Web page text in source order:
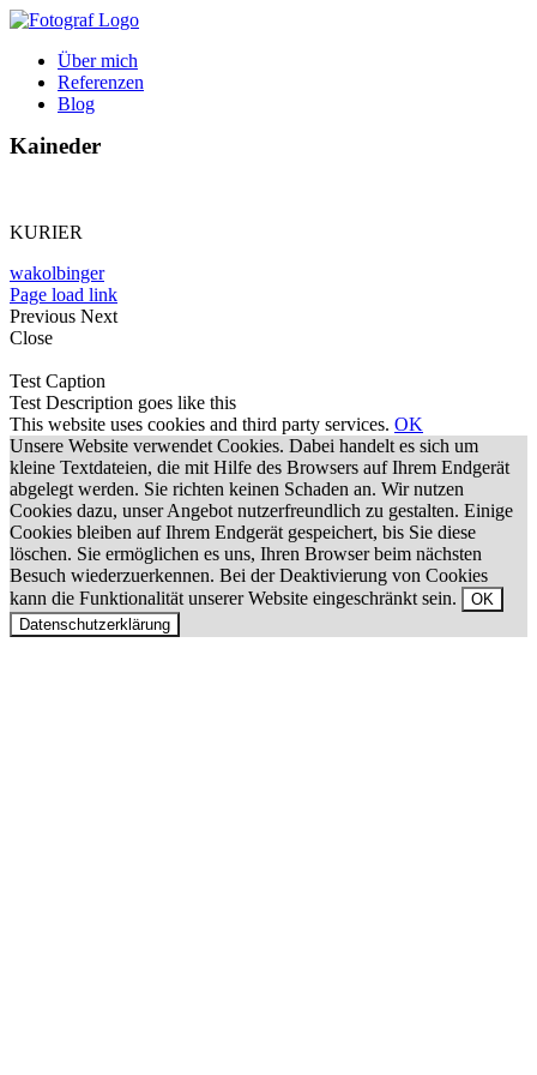
Zum
springenÜber mich
Referenzen
Blog
Kaineder
KURIER
wakolbinger
Page load link
Previous Next
Close
Test Caption
Test Description goes like this
This website uses cookies and third party services. OK
Unsere Website verwendet Cookies. Dabei handelt es sich um
kleine Textdateien, die mit Hilfe des Browsers auf Ihrem Endgerät
abgelegt werden. Sie richten keinen Schaden an. Wir nutzen
Cookies dazu, unser Angebot nutzerfreundlich zu gestalten. Einige
Cookies bleiben auf Ihrem Endgerät gespeichert, bis Sie diese
löschen. Sie ermöglichen es uns, Ihren Browser beim nächsten
Besuch wiederzuerkennen. Bei der Deaktivierung von Cookies
kann die Funktionalität unserer Website eingeschränkt sein.
OK
Datenschutzerklärung